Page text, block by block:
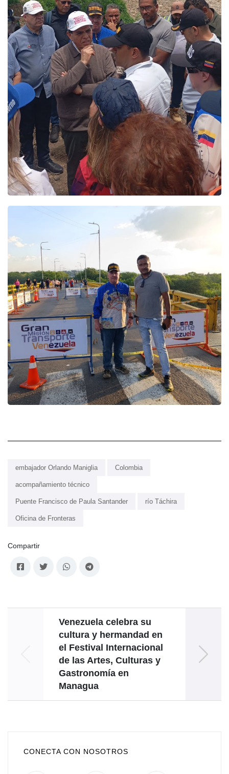
embajador Orlando Maniglia Colombia
acompañamiento técnico
Puente Francisco de Paula Santander río Táchira
Oficina de Fronteras
Compartir
Venezuela celebra su
cultura y hermandad en
el Festival Internacional
de las Artes, Culturas y
Gastronomía en
Managua
CONECTA CON NOSOTROS